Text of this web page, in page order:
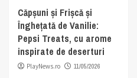
Căpșuni și Frișcă și
Înghețată de Vanilie:
Pepsi Treats, cu arome
inspirate de deserturi
PlayNews.ro 11/05/2026